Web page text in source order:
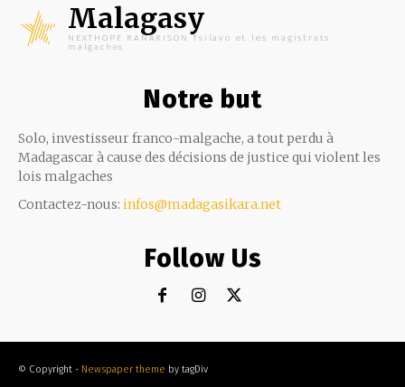
Malagasy
NEXTHOPE RANARISON Tsilavo et les magistrats
malgaches
Notre but
Solo, investisseur franco-malgache, a tout perdu à
Madagascar à cause des décisions de justice qui violent les
lois malgaches
Contactez-nous: infos@madagasikara.net
Follow Us
© Copyright - Newspaper theme by tagDiv